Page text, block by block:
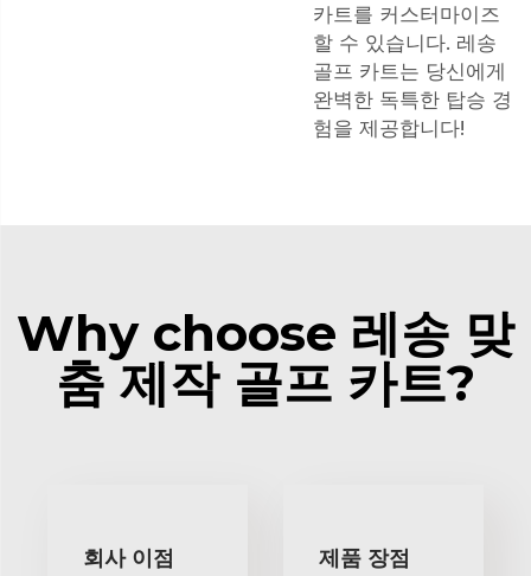
카트를 커스터마이즈
할 수 있습니다. 레송
골프 카트는 당신에게
완벽한 독특한 탑승 경
험을 제공합니다!
Why choose 레송 맞
춤 제작 골프 카트?
회사 이점 제품 장점